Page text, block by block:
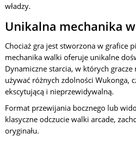
władzy.
Unikalna mechanika
Chociaż gra jest stworzona w grafice
mechanika walki oferuje unikalne
Dynamiczne starcia, w których
używać różnych zdolności Wukonga,
ekscytującą i nieprzewidywalną.
Format przewijania bocznego lub
klasyczne odczucie walki arcade,
oryginału.